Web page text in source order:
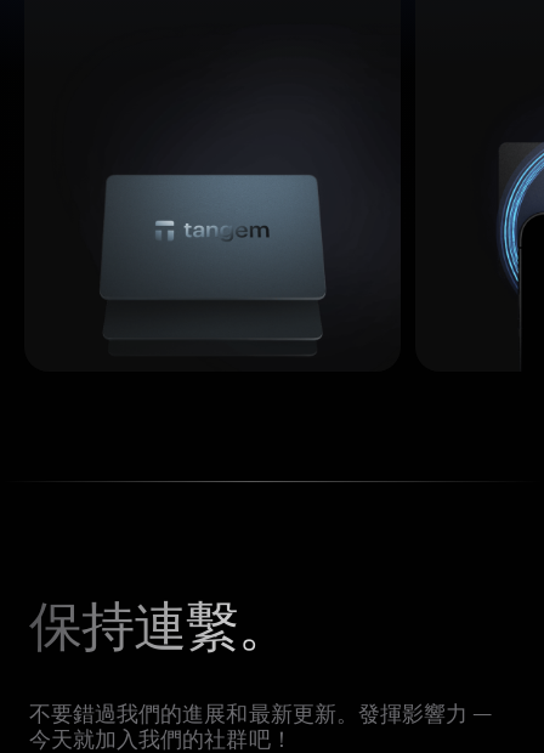
保持連繫。
不要錯過我們的進展和最新更新。發揮影響力 —
今天就加入我們的社群吧！